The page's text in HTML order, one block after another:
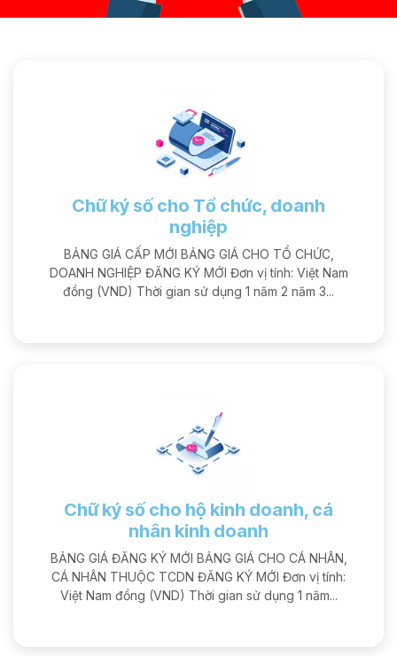
Chữ ký số cho Tổ chức, doanh
nghiệp
BẢNG GIÁ CẤP MỚI BẢNG GIÁ CHO TỔ CHỨC,
DOANH NGHIỆP ĐĂNG KÝ MỚI Đơn vị tính: Việt Nam
đồng (VND) Thời gian sử dụng 1 năm 2 năm 3...
Chữ ký số cho hộ kinh doanh, cá
nhân kinh doanh
BẢNG GIÁ ĐĂNG KÝ MỚI BẢNG GIÁ CHO CÁ NHÂN,
CÁ NHÂN THUỘC TCDN ĐĂNG KÝ MỚI Đơn vị tính:
Việt Nam đồng (VND) Thời gian sử dụng 1 năm...